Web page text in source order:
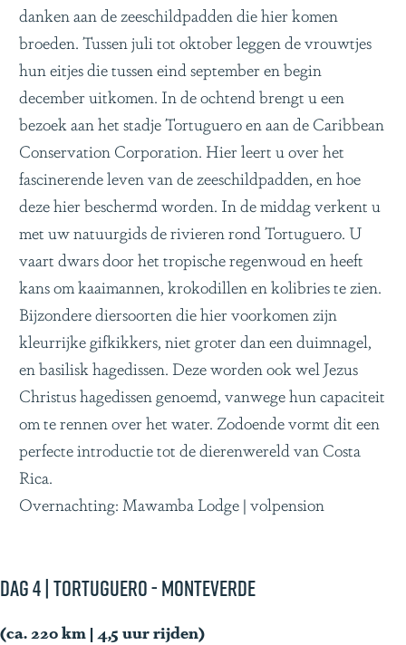
danken aan de zeeschildpadden die hier komen
broeden. Tussen juli tot oktober leggen de vrouwtjes
hun eitjes die tussen eind september en begin
december uitkomen. In de ochtend brengt u een
bezoek aan het stadje Tortuguero en aan de Caribbean
Conservation Corporation. Hier leert u over het
fascinerende leven van de zeeschildpadden, en hoe
deze hier beschermd worden. In de middag verkent u
met uw natuurgids de rivieren rond Tortuguero. U
vaart dwars door het tropische regenwoud en heeft
kans om kaaimannen, krokodillen en kolibries te zien.
Bijzondere diersoorten die hier voorkomen zijn
kleurrijke gifkikkers, niet groter dan een duimnagel,
en basilisk hagedissen. Deze worden ook wel Jezus
Christus hagedissen genoemd, vanwege hun capaciteit
om te rennen over het water. Zodoende vormt dit een
perfecte introductie tot de dierenwereld van Costa
Rica.
Overnachting: Mawamba Lodge | volpension
Dag 4 | Tortuguero - Monteverde
(ca. 220 km | 4,5 uur rijden)